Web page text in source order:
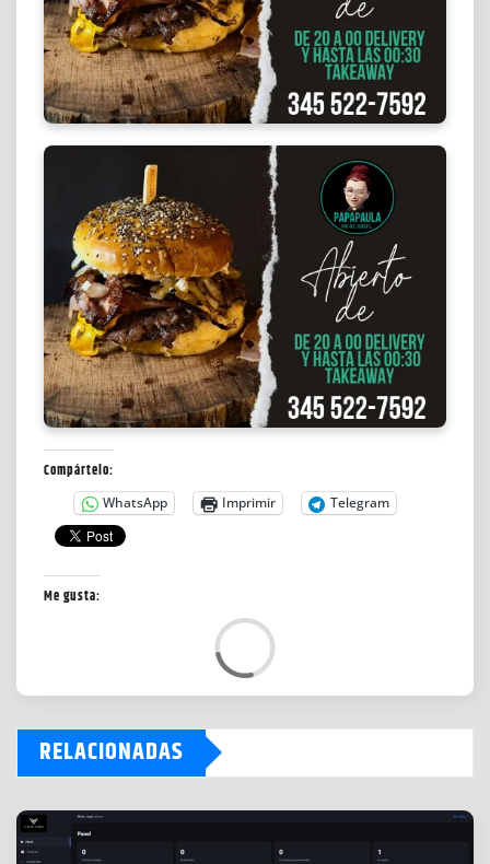
Compártelo:
WhatsApp Imprimir Telegram
Me gusta:
a
i
n
g
…
RELACIONADAS